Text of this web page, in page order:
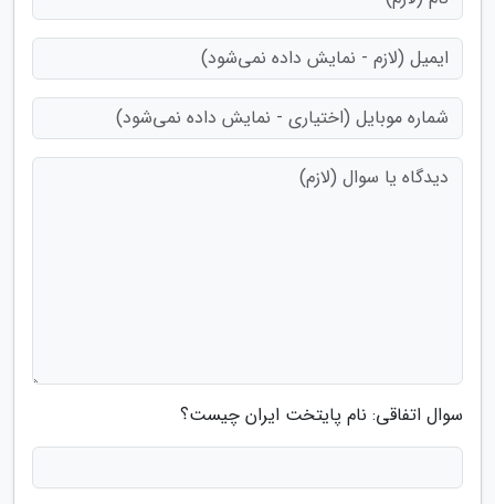
سوال اتفاقی: نام پایتخت ایران چیست؟